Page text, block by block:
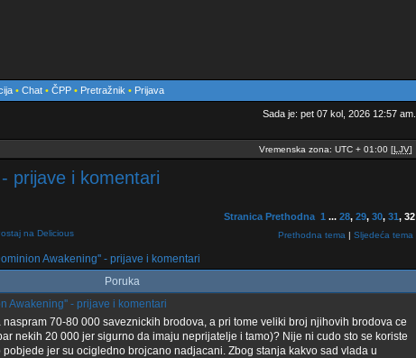
• Chat • ČPP• Pretražnik • Prijava
Sada je: pet 07 kol, 2026 12:57 am.
Vremenska zona: UTC + 01:00 [LJV]
prijave i komentari
Stranica Prethodna 1 ... 28, 29, 30, 31, 32
Prethodna tema | Sljedeća tema
Awakening'' - prijave i komentari
Poruka
Awakening'' - prijave i komentari
70-80 000 saveznickih brodova, a pri tome veliki broj njihovih brodova ce
nekih 20 000 jer sigurno da imaju neprijatelje i tamo)? Nije ni cudo sto se koriste
jer su ocigledno brojcano nadjacani. Zbog stanja kakvo sad vlada u